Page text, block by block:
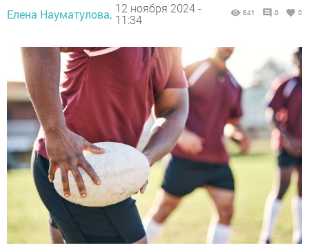
Елена Науматулова, 12 ноября 2024 -
11:34
641 0 0